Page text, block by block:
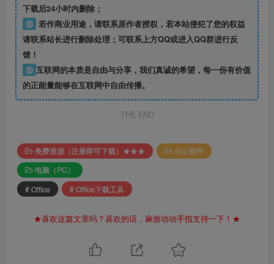
下载后24小时内删除；
⑧ 若作商业用途，请联系原作者授权，若本站侵犯了您的权益
请联系站长进行删除处理；可联系上方QQ或进入QQ群进行反
馈！
⑨ 互联网的本质是自由与分享，我们真诚的希望，每一份有价值
的正能量能够在互联网中自由传播。
THE END
免费资源（注册即可下载）★★★
办公软件
电脑（PC）
# Office
# Office下载工具
★喜欢这篇文章吗？喜欢的话，麻烦动动手指支持一下！★